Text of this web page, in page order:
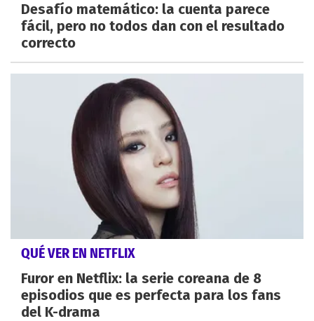
Desafío matemático: la cuenta parece
fácil, pero no todos dan con el resultado
correcto
QUÉ VER EN NETFLIX
Furor en Netflix: la serie coreana de 8
episodios que es perfecta para los fans
del K-drama